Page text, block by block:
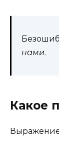
нами.
Какое
Выражение